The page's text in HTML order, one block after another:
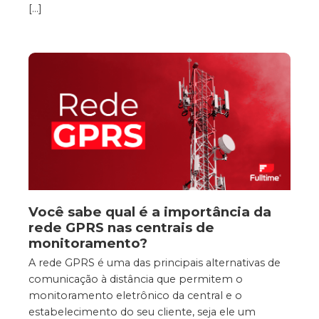
[…]
Você sabe qual é a importância da
rede GPRS nas centrais de
monitoramento?
A rede GPRS é uma das principais alternativas de
comunicação à distância que permitem o
monitoramento eletrônico da central e o
estabelecimento do seu cliente, seja ele um